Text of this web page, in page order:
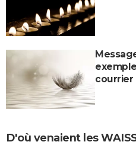
courrier
D'où venaient les